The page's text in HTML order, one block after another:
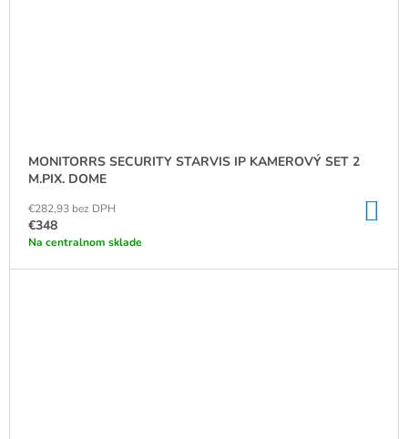
MONITORRS SECURITY STARVIS IP KAMEROVÝ SET 2
M.PIX. DOME
€282,93 bez DPH
€348
Na centralnom sklade